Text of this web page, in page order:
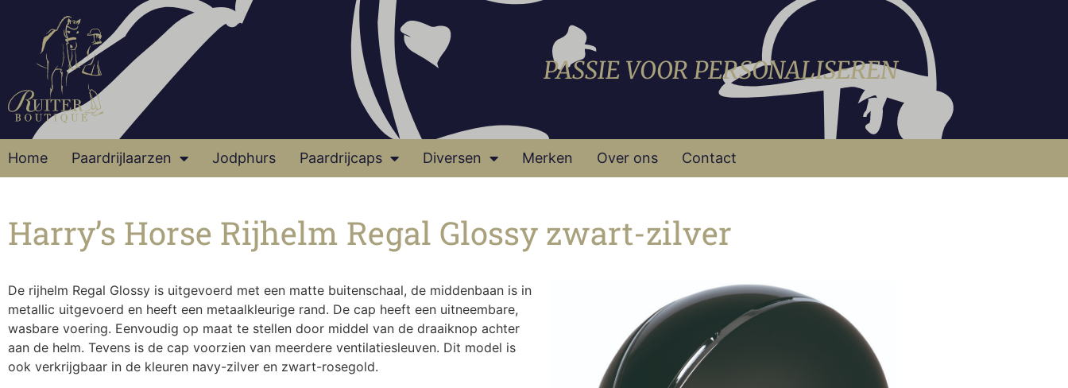
PASSIE VOOR PERSONALISEREN
Home Paardrijlaarzen Jodphurs Paardrijcaps Diversen Merken Over ons Contact
Harry’s Horse Rijhelm Regal Glossy zwart-zilver
De rijhelm Regal Glossy is uitgevoerd met een matte buitenschaal, de middenbaan is in
metallic uitgevoerd en heeft een metaalkleurige rand. De cap heeft een uitneembare,
wasbare voering. Eenvoudig op maat te stellen door middel van de draaiknop achter
aan de helm. Tevens is de cap voorzien van meerdere ventilatiesleuven. Dit model is
ook verkrijgbaar in de kleuren navy-zilver en zwart-rosegold.